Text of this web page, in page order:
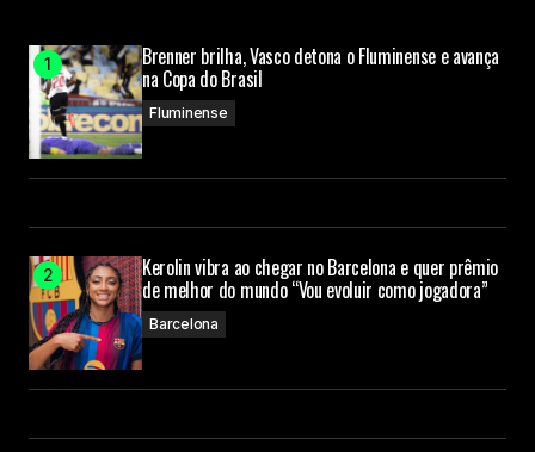
Brenner brilha, Vasco detona o Fluminense e avança
na Copa do Brasil
Fluminense
Kerolin vibra ao chegar no Barcelona e quer prêmio
de melhor do mundo “Vou evoluir como jogadora”
Barcelona